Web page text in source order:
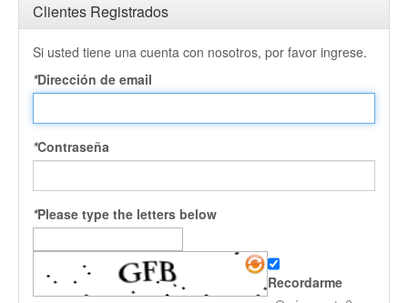
Clientes Registrados
Si usted tiene una cuenta con nosotros, por favor ingrese.
*Dirección de email
*Contraseña
*Please type the letters below
Recordarme